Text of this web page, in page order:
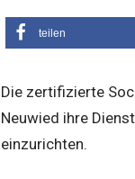
teilen
Die zertifizierte
Neuwied ihre
einzurichten.